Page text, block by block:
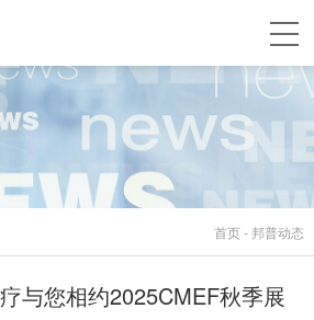
首页 - 邦普动态
与您相约2025CMEF秋季展